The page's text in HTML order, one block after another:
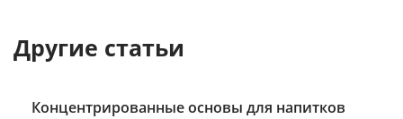
Другие статьи
Концентрированные основы для напитков